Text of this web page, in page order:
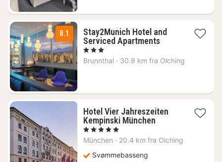
8.1
Stay2Munich Hotel and
Serviced Apartments1
fra
, 3 Stjerner
Brunnthal · 30.9 km fra Olching
Hotel Vier Jahreszeiten
Kempinski München1
fra
, 5 Stjerner
München · 20.4 km fra Olching
Svømmebasseng